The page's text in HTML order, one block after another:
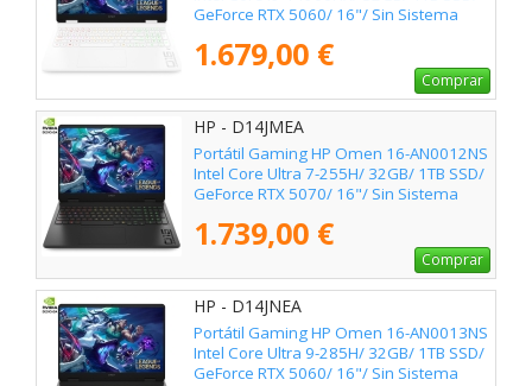
GeForce RTX 5060/ 16"/ Sin Sistema
1.679,00 €
Comprar
HP - D14JMEA
Portátil Gaming HP Omen 16-AN0012NS
Intel Core Ultra 7-255H/ 32GB/ 1TB SSD/
GeForce RTX 5070/ 16"/ Sin Sistema
1.739,00 €
Comprar
HP - D14JNEA
Portátil Gaming HP Omen 16-AN0013NS
Intel Core Ultra 9-285H/ 32GB/ 1TB SSD/
GeForce RTX 5060/ 16"/ Sin Sistema